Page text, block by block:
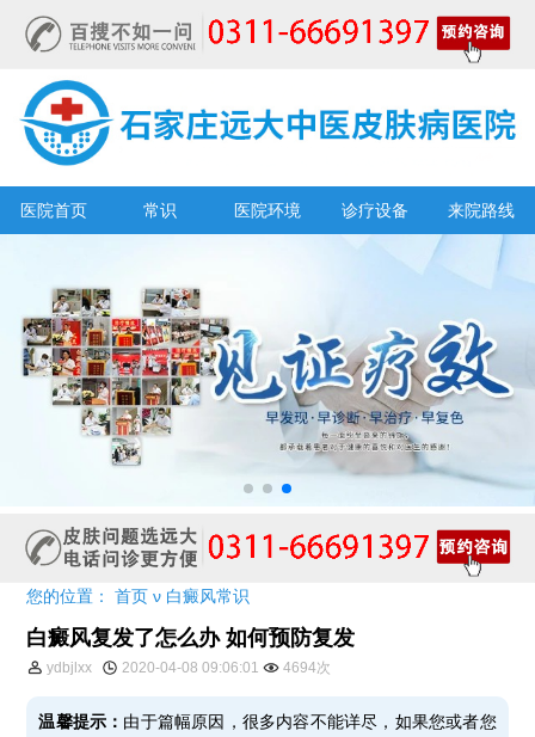
医院首页 常识 医院环境 诊疗设备 来院路线
您的位置：首页 ν 白癜风常识
白癜风复发了怎么办 如何预防复发
ydbjlxx 2020-04-08 09:06:01 4694次
温馨提示： 由于篇幅原因，很多内容不能详尽，如果您或者您